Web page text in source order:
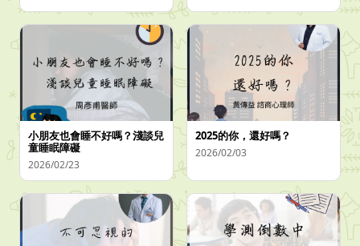
小朋友也會睡不好嗎？淺談兒
童睡眠障礙
2026/02/23
2025的你，還好嗎？
2026/02/03